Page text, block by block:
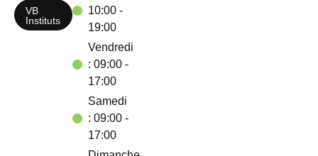
VB
Instituts
10:00 -
19:00
Vendredi
: 09:00 -
17:00
Samedi
: 09:00 -
17:00